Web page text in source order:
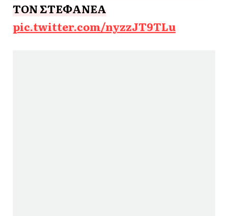
ΤΟΝ ΣΤΕΦΑΝΕΑ
pic.twitter.com/nyzzJT9TLu